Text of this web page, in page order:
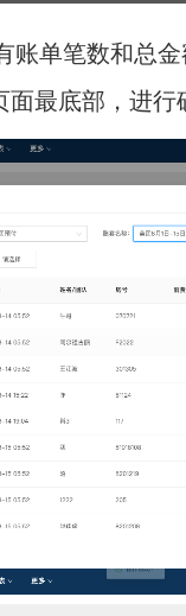
单笔数和总
最底部，进行